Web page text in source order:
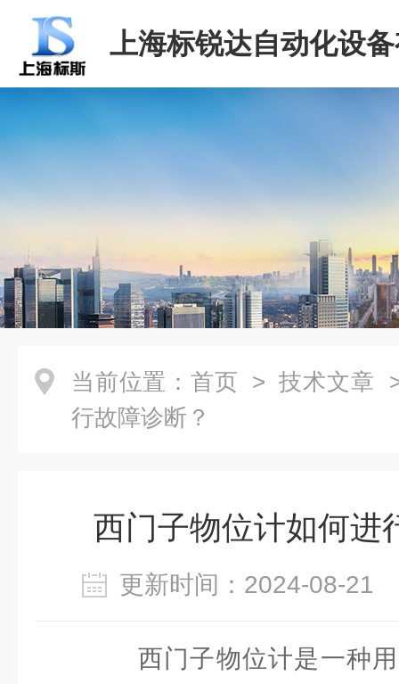
上海标锐达自动化设
司
当前位置： 首页 > 技术文章
行故障诊断？
西门子物位计如何进
更新时间：2024-08-
西门子物位计是一种用